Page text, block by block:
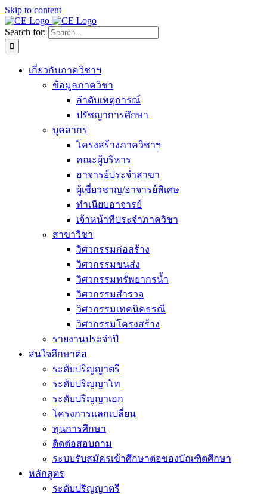
Skip to content
Search for:
เกี่ยวกับภาควิชาฯ
ข้อมูลภาควิชา
ลำดับเหตุการณ์
ปรัชญาการศึกษา
บุคลากร
โครงสร้างภาควิชาฯ
คณะผู้บริหาร
อาจารย์ประจำสาขา
ผู้เชี่ยวชาญ/อาจารย์พิเศษ
ทำเนียบอาจารย์
เจ้าหน้าทีประจำภาควิชา
สาขาวิชา
วิศวกรรมก่อสร้าง
วิศวกรรมขนส่ง
วิศวกรรมทรัพยากรน้ำ
วิศวกรรมสำรวจ
วิศวกรรมเทคนิคธรณี
วิศวกรรมโครงสร้าง
รายงานประจำปี
สนใจศึกษาต่อ
ระดับปริญญาตรี
ระดับปริญญาโท
ระดับปริญญาเอก
โครงการแลกเปลี่ยน
ทุนการศึกษา
ติดต่อสอบถาม
ระบบรับสมัครเข้าศึกษาต่อของบัณฑิตศึกษา
หลักสูตร
ระดับปริญญาตรี